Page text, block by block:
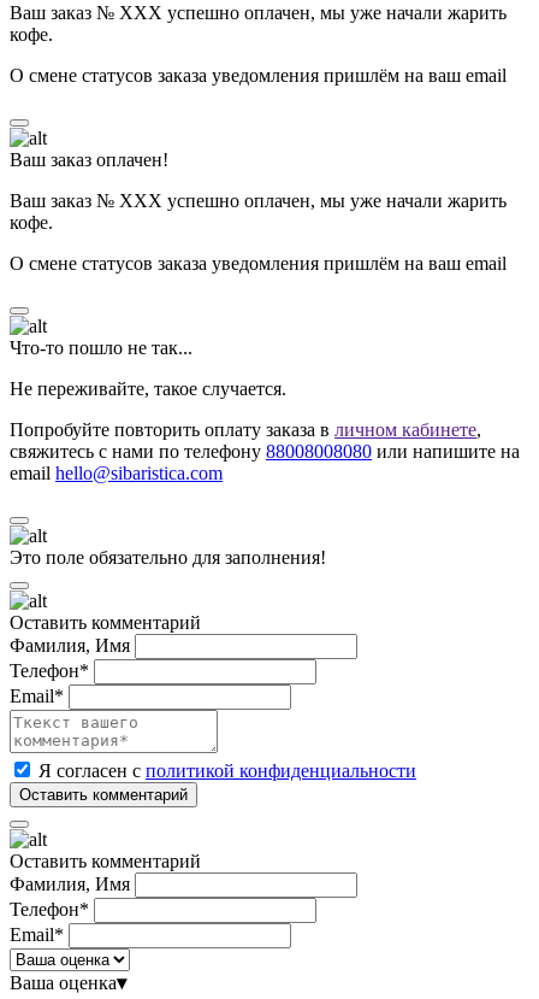
Ваш заказ № ХХХ успешно оплачен, мы уже начали жарить
кофе.
О смене статусов заказа уведомления пришлём на ваш email
Ваш заказ оплачен!
Ваш заказ № ХХХ успешно оплачен, мы уже начали жарить
кофе.
О смене статусов заказа уведомления пришлём на ваш email
Что-то пошло не так...
Не переживайте, такое случается.
Попробуйте повторить оплату заказа в личном кабинете,
свяжитесь с нами по телефону 88008008080 или напишите на
email hello@sibaristica.com
Это поле обязательно для заполнения!
Оставить комментарий
Фамилия, Имя
Телефон*
Email*
Я согласен с политикой конфиденциальности
Оставить комментарий
Фамилия, Имя
Телефон*
Email*
Ваша оценка▾